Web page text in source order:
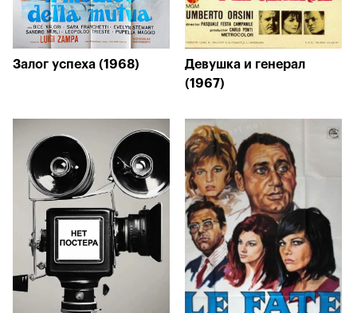
Залог успеха (1968)
Девушка и генерал
(1967)